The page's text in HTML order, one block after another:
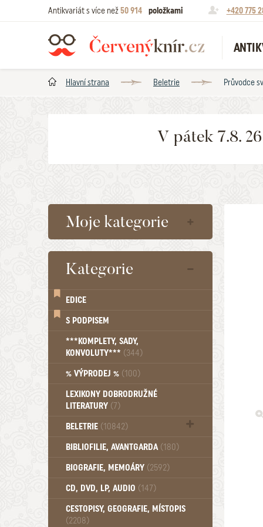
Antikvariát s více než50 914 položkami +420 775
Hlavní strana Beletrie Průvodce
V pátek 7.8.
Moje kategorie
Kategorie
EDICE
S PODPISEM
***KOMPLETY, SADY,
KONVOLUTY*** (344)
% VÝPRODEJ % (100)
LEXIKONY DOBRODRUŽNÉ
LITERATURY (7)
BELETRIE (10842)
Beletrie - Historická (1388)
Beletrie - Povídky (1758)
Beletrie - Válečné romány (489)
Beletrie - Ženské a dívčí romány
(1522)
BIBLIOFILIE, AVANTGARDA (180)
BIOGRAFIE, MEMOÁRY (2592)
CD, DVD, LP, AUDIO (147)
CESTOPISY, GEOGRAFIE, MÍSTOPIS
(2208)